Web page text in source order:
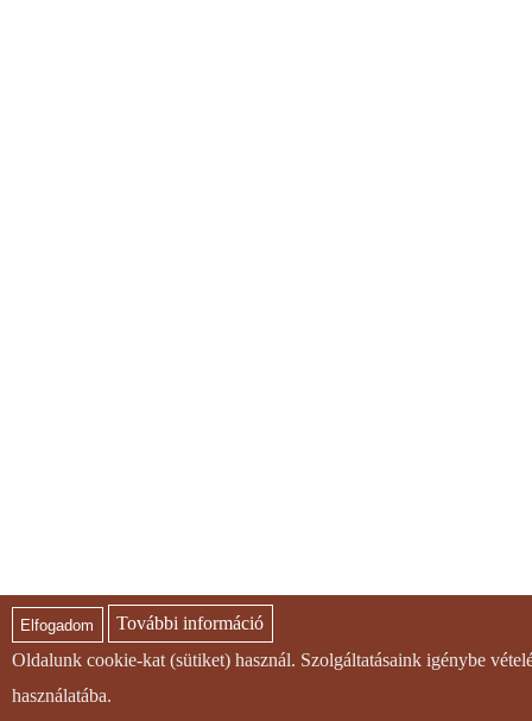
Elfogadom
További információ
Oldalunk cookie-kat (sütiket) használ. Szolgáltatásaink igénybe
használatába.